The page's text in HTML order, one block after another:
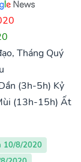
Tháng Quý
(3h-5h) Kỷ
(13h-15h) Ất
10/8/2020